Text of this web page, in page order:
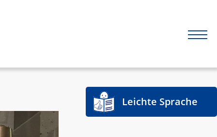
Leichte Sprache